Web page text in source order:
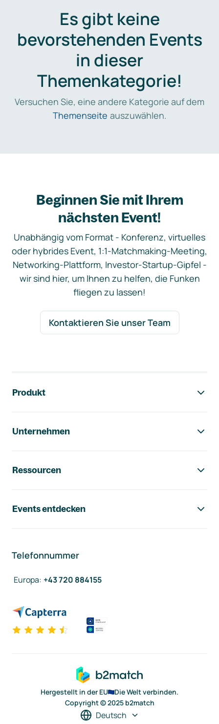
Es gibt keine
bevorstehenden Events
in dieser
Themenkategorie!
Versuchen Sie, eine andere Kategorie auf dem
Themenseite auszuwählen.
Beginnen Sie mit Ihrem
nächsten Event!
Unabhängig vom Format - Konferenz, virtuelles
oder hybrides Event, 1:1-Matchmaking-Meeting,
Networking-Plattform, Investor-Startup-Gipfel -
wir sind hier, um Ihnen zu helfen, die Funken
fliegen zu lassen!
Kontaktieren Sie unser Team
Produkt
Unternehmen
Ressourcen
Events entdecken
Telefonnummer
Europa: +43 720 884155
Hergestellt in der EU
Die Welt verbinden.
Copyright © 2025 b2match
Deutsch